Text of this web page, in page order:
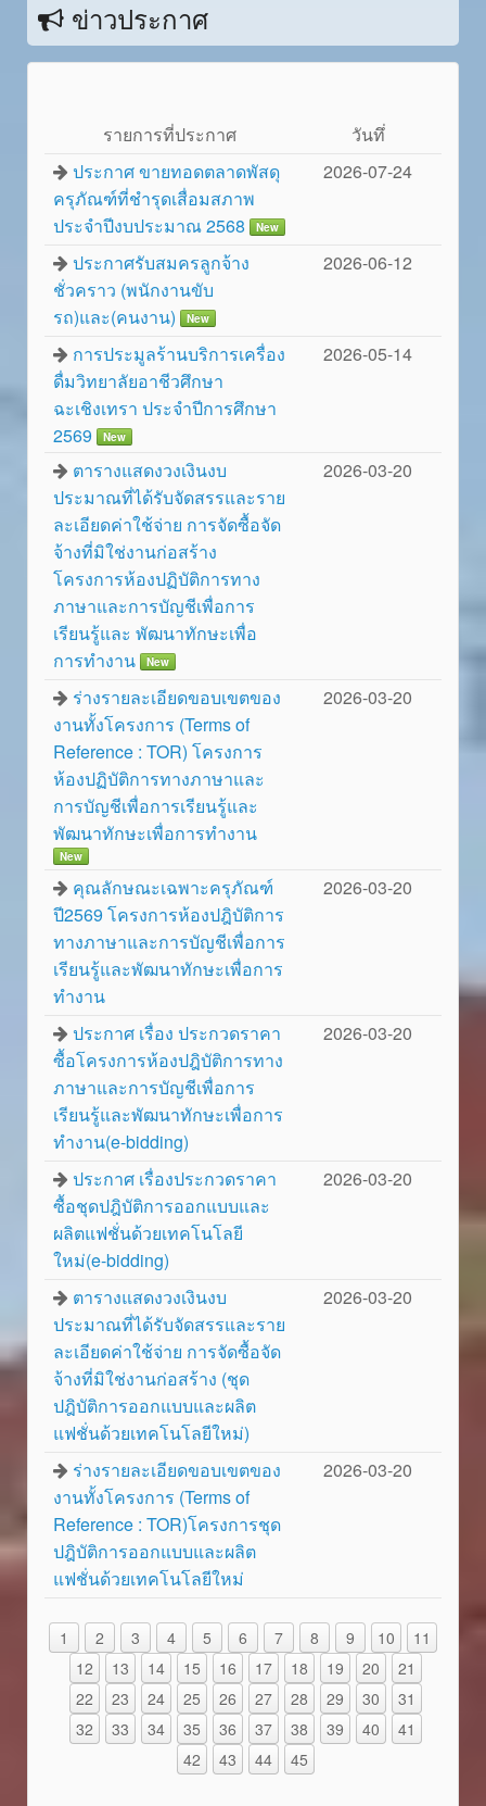
ข่าวประกาศ
รายการที่ประกาศ
วันทึ่
ประกาศ ขายทอดตลาดพัสดุ
ครุภัณฑ์ที่ชำรุดเสื่อมสภาพ
ประจำปีงบประมาณ 2568
New
2026-07-24
ประกาศรับสมครลูกจ้าง
ชั่วคราว (พนักงานขับ
รถ)และ(คนงาน)
New
2026-06-12
การประมูลร้านบริการเครื่อง
ดื่มวิทยาลัยอาชีวศึกษา
ฉะเชิงเทรา ประจำปีการศึกษา
2569
New
2026-05-14
ตารางแสดงวงเงินงบ
ประมาณที่ได้รับจัดสรรและราย
ละเอียดค่าใช้จ่าย การจัดซื้อจัด
จ้างที่มิใช่งานก่อสร้าง
โครงการห้องปฏิบัติการทาง
ภาษาและการบัญชีเพื่อการ
เรียนรู้และ พัฒนาทักษะเพื่อ
การทำงาน
New
2026-03-20
ร่างรายละเอียดขอบเขตของ
งานทั้งโครงการ (Terms of
Reference : TOR) โครงการ
ห้องปฏิบัติการทางภาษาและ
การบัญชีเพื่อการเรียนรู้และ
พัฒนาทักษะเพื่อการทำงาน
New
2026-03-20
คุณลักษณะเฉพาะครุภัณฑ์
ปี2569 โครงการห้องปฎิบัติการ
ทางภาษาและการบัญชีเพื่อการ
เรียนรู้และพัฒนาทักษะเพื่อการ
ทำงาน
2026-03-20
ประกาศ เรื่อง ประกวดราคา
ซื้อโครงการห้องปฎิบัติการทาง
ภาษาและการบัญชีเพื่อการ
เรียนรู้และพัฒนาทักษะเพื่อการ
ทำงาน(e-bidding)
2026-03-20
ประกาศ เรื่องประกวดราคา
ซื้อชุดปฎิบัติการออกแบบและ
ผลิตแฟชั่นด้วยเทคโนโลยี
ใหม่(e-bidding)
2026-03-20
ตารางแสดงวงเงินงบ
ประมาณที่ได้รับจัดสรรและราย
ละเอียดค่าใช้จ่าย การจัดซื้อจัด
จ้างที่มิใช่งานก่อสร้าง (ชุด
ปฎิบัติการออกแบบและผลิต
แฟชั่นด้วยเทคโนโลยีใหม่)
2026-03-20
ร่างรายละเอียดขอบเขตของ
งานทั้งโครงการ (Terms of
Reference : TOR)โครงการชุด
ปฎิบัติการออกแบบและผลิต
แฟชั่นด้วยเทคโนโลยีใหม่
2026-03-20
1 2 3 4 5 6 7 8 9 10
11
12
13 14 15 16 17 18 19 20
21
22
23 24 25 26 27 28 29 30
31
32
33 34 35 36 37 38 39 40
41
42
43 44 45